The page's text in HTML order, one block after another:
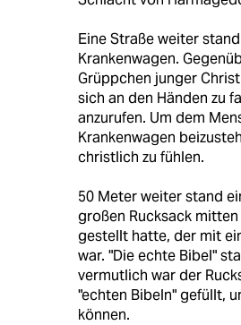
Eine Straße weiter
Krankenwagen.
Grüppchen junger
sich an den Händen zu
anzurufen. Um dem
Krankenwagen
christlich zu fühlen.
50 Meter weiter stand
großen Rucksack
gestellt hatte, der mit
war. "Die echte Bibel"
vermutlich war der
"echten Bibeln" gefüllt,
können.